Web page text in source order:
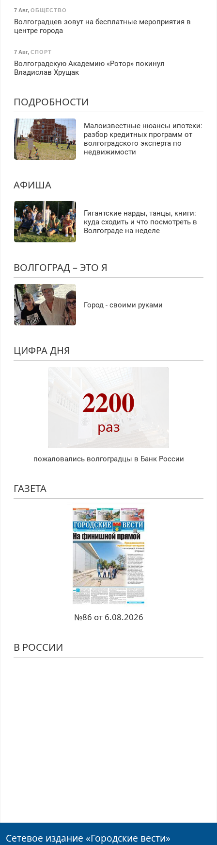
7 Авг, ОБЩЕСТВО
Волгоградцев зовут на бесплатные мероприятия в
центре города
7 Авг, СПОРТ
Волгоградскую Академию «Ротор» покинул
Владислав Хрущак
ПОДРОБНОСТИ
Малоизвестные нюансы ипотеки:
разбор кредитных программ от
волгоградского эксперта по
недвижимости
АФИША
Гигантские нарды, танцы, книги:
куда сходить и что посмотреть в
Волгограде на неделе
ВОЛГОГРАД – ЭТО Я
Город - своими руками
ЦИФРА ДНЯ
2200
раз
пожаловались волгоградцы в Банк России
ГАЗЕТА
№86 от 6.08.2026
В РОССИИ
Сетевое издание «Городские вести»